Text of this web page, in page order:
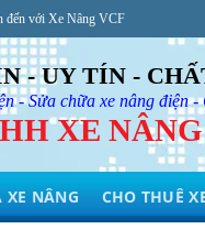
đến với Xe Nâng VCF
- UY TÍN -
- Sửa chữa xe nâng điện -
XE
XE NÂNG CHO THUÊ